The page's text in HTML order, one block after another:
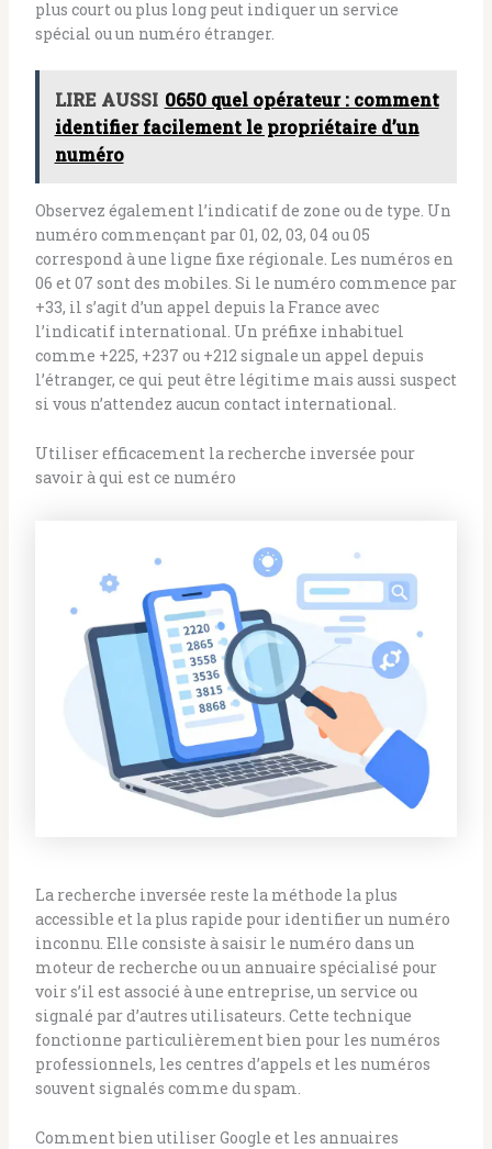
plus court ou plus long peut indiquer un service
spécial ou un numéro étranger.
LIRE AUSSI 0650 quel opérateur : comment
identifier facilement le propriétaire d’un
numéro
Observez également l’indicatif de zone ou de type. Un
numéro commençant par 01, 02, 03, 04 ou 05
correspond à une ligne fixe régionale. Les numéros en
06 et 07 sont des mobiles. Si le numéro commence par
+33, il s’agit d’un appel depuis la France avec
l’indicatif international. Un préfixe inhabituel
comme +225, +237 ou +212 signale un appel depuis
l’étranger, ce qui peut être légitime mais aussi suspect
si vous n’attendez aucun contact international.
Utiliser efficacement la recherche inversée pour
savoir à qui est ce numéro
La recherche inversée reste la méthode la plus
accessible et la plus rapide pour identifier un numéro
inconnu. Elle consiste à saisir le numéro dans un
moteur de recherche ou un annuaire spécialisé pour
voir s’il est associé à une entreprise, un service ou
signalé par d’autres utilisateurs. Cette technique
fonctionne particulièrement bien pour les numéros
professionnels, les centres d’appels et les numéros
souvent signalés comme du spam.
Comment bien utiliser Google et les annuaires